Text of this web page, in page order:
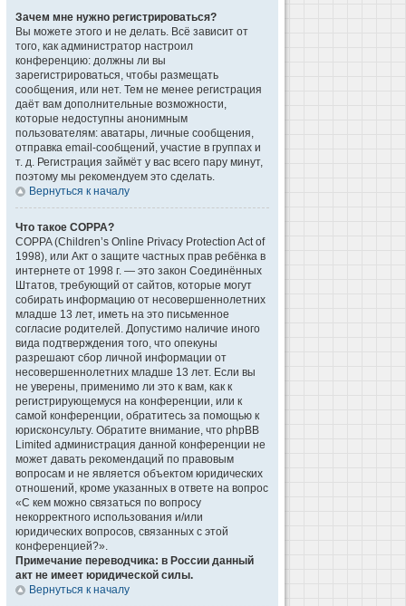
Зачем мне нужно регистрироваться?
Вы можете этого и не делать. Всё зависит от
того, как администратор настроил
конференцию: должны ли вы
зарегистрироваться, чтобы размещать
сообщения, или нет. Тем не менее регистрация
даёт вам дополнительные возможности,
которые недоступны анонимным
пользователям: аватары, личные сообщения,
отправка email-сообщений, участие в группах и
т. д. Регистрация займёт у вас всего пару минут,
поэтому мы рекомендуем это сделать.
Вернуться к началу
Что такое COPPA?
COPPA (Children’s Online Privacy Protection Act of
1998), или Акт о защите частных прав ребёнка в
интернете от 1998 г. — это закон Соединённых
Штатов, требующий от сайтов, которые могут
собирать информацию от несовершеннолетних
младше 13 лет, иметь на это письменное
согласие родителей. Допустимо наличие иного
вида подтверждения того, что опекуны
разрешают сбор личной информации от
несовершеннолетних младше 13 лет. Если вы
не уверены, применимо ли это к вам, как к
регистрирующемуся на конференции, или к
самой конференции, обратитесь за помощью к
юрисконсульту. Обратите внимание, что phpBB
Limited администрация данной конференции не
может давать рекомендаций по правовым
вопросам и не является объектом юридических
отношений, кроме указанных в ответе на вопрос
«С кем можно связаться по вопросу
некорректного использования и/или
юридических вопросов, связанных с этой
конференцией?».
Примечание переводчика: в России данный
акт не имеет юридической силы.
Вернуться к началу